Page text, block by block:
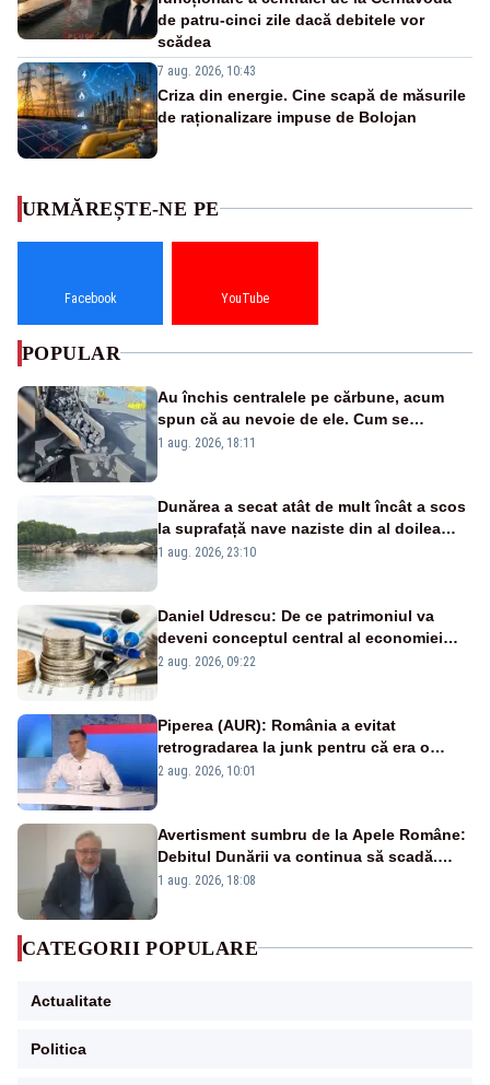
de patru-cinci zile dacă debitele vor
scădea
7 aug. 2026, 10:43
Criza din energie. Cine scapă de măsurile
de raționalizare impuse de Bolojan
URMĂREȘTE-NE PE
Facebook YouTube
POPULAR
Au închis centralele pe cărbune, acum
spun că au nevoie de ele. Cum se
pasează vina în plină criză energetică
1 aug. 2026, 18:11
Dunărea a secat atât de mult încât a scos
la suprafață nave naziste din al doilea
război mondial
1 aug. 2026, 23:10
Daniel Udrescu: De ce patrimoniul va
deveni conceptul central al economiei
viitoare?
2 aug. 2026, 09:22
Piperea (AUR): România a evitat
retrogradarea la junk pentru că era o
catastrofă pentru bănci și fondurile de
2 aug. 2026, 10:01
Avertisment sumbru de la Apele Române:
Debitul Dunării va continua să scadă.
Cernavodă s-ar putea închide în 4 zile
1 aug. 2026, 18:08
CATEGORII POPULARE
Actualitate
Politica